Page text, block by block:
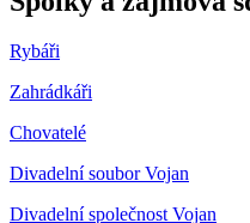
Rybáři
Zahrádkáři
Chovatelé
Divadelní soubor Vojan
Divadelní společnost Vojan